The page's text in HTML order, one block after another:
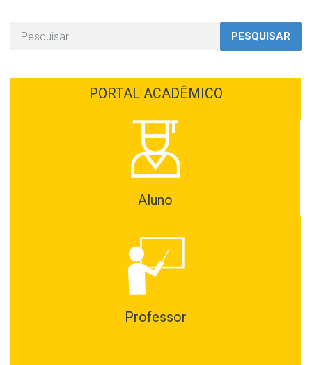
PESQUISAR
PORTAL ACADÊMICO
Aluno
Professor